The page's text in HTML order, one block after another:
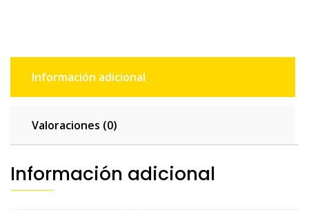
Información adicional
Valoraciones (0)
Información adicional